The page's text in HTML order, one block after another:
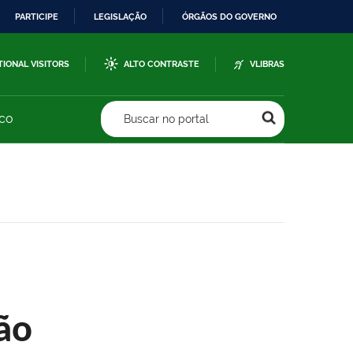
PARTICIPE LEGISLAÇÃO ÓRGÃOS DO GOVERNO
VISITORS ALTO CONTRASTE VLIBRAS
Buscar no portal